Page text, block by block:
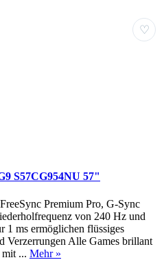
♡
S57CG954NU 57"
Premium Pro, G-Sync
von 240 Hz und
1 ms ermöglichen flüssiges
Verzerrungen Alle Games brillant
... Mehr »